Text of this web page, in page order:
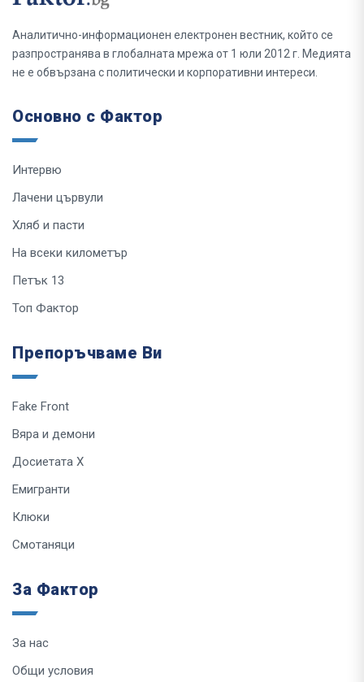
Аналитично-информационен електронен вестник, който се
разпространява в глобалната мрежа от 1 юли 2012 г. Медията
не е обвързана с политически и корпоративни интереси.
Основно с Фактор
Интервю
Лачени цървули
Хляб и пасти
На всеки километър
Петък 13
Топ Фактор
Препоръчваме Ви
Fake Front
Вяра и демони
Досиетата Х
Емигранти
Клюки
Смотаняци
За Фактор
За нас
Общи условия